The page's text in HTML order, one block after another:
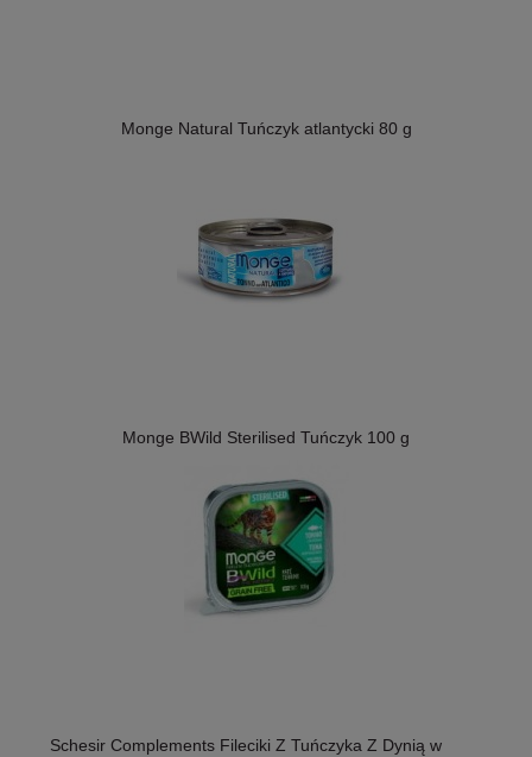
Monge Natural Tuńczyk atlantycki 80 g
Monge BWild Sterilised Tuńczyk 100 g
Schesir Complements Fileciki Z Tuńczyka Z Dynią w